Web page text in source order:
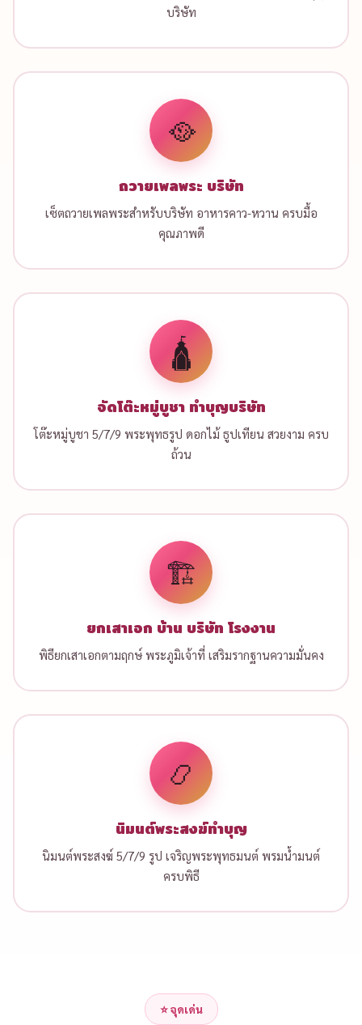
บริษัท
🥘
ถวายเพลพระ บริษัท
เซ็ตถวายเพลพระสำหรับบริษัท อาหารคาว-หวาน ครบมื้อ
คุณภาพดี
🛕
จัดโต๊ะหมู่บูชา ทำบุญบริษัท
โต๊ะหมู่บูชา 5/7/9 พระพุทธรูป ดอกไม้ ธูปเทียน สวยงาม ครบ
ถ้วน
🏗️
ยกเสาเอก บ้าน บริษัท โรงงาน
พิธียกเสาเอกตามฤกษ์ พระภูมิเจ้าที่ เสริมรากฐานความมั่นคง
📿
นิมนต์พระสงฆ์ทำบุญ
นิมนต์พระสงฆ์ 5/7/9 รูป เจริญพระพุทธมนต์ พรมน้ำมนต์
ครบพิธี
⭐ จุดเด่น